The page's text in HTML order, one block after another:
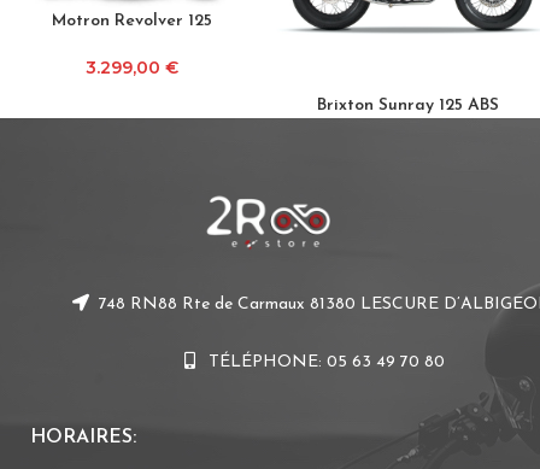
Motron Revolver 125
3.299,00 €
Brixton Sunray 125 ABS
748 RN88 Rte de Carmaux 81380 LESCURE
TÉLÉPHONE: 05 63 49 70 80
HORAIRES: